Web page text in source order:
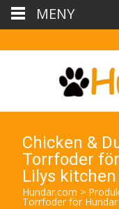
Chicken &
Torrfoder
Lilys kitchen
Hundar.com >
Torrfoder för
MENY